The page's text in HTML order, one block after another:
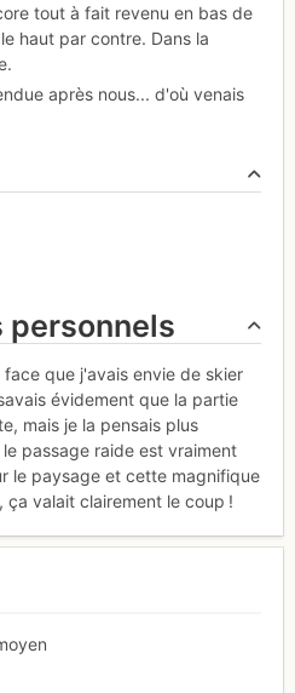
tout à fait revenu en bas de
haut par contre. Dans la
après nous... d'où venais
personnels
que j'avais envie de skier
évidement que la partie
mais je la pensais plus
passage raide est vraiment
le paysage et cette magnifique
ça valait clairement le coup !